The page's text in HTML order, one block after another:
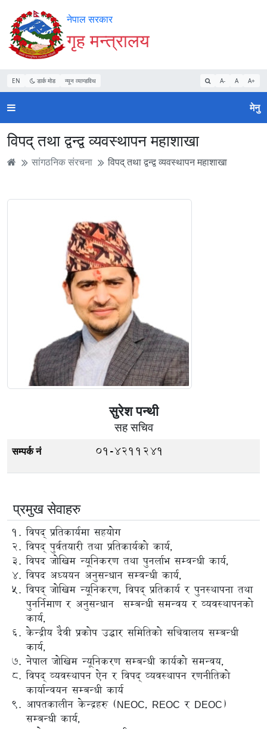
Accessibility
Mode
सुरु
गर्नुहोस्
सामाग्री
पढ्नुहाेस्
नेभिगेसन
पढ्नुहाेस्
वेबसाइट
खोजमा
जानुहोस्
नेपाल सरकार
गृह मन्त्रालय
EN डार्क मोड न्यून व्यान्डविथ A- A A+
मेनु
विपद् तथा द्वन्द्व व्यवस्थापन महाशाखा
सांगठनिक संरचना विपद् तथा द्वन्द्व व्यवस्थापन महाशाखा
सुरेश पन्थी
सह सचिव
सम्पर्क नं 01-4211241
प्रमुख सेवाहरु
विपद् प्रतिकार्यमा सहयोग
विपद् पुर्वतयारी तथा प्रतिकार्यको कार्य,
विपद जोखिम न्यूनिकरण तथा पुनर्लाभ सम्वन्धी कार्य,
विपद अध्ययन अनुसन्धान सम्वन्धी कार्य,
विपद् जोखिम न्यूनिकरण, विपद् प्रतिकार्य र पुनस्थापना तथा
पुनर्निमाण र अनुसन्धान सम्बन्धी समन्वय र व्यवस्थापनको
कार्य,
केन्द्रीय दैवी प्रकोप उद्धार समितिको सचिवालय सम्बन्धी
कार्य,
नेपाल जोखिम न्यूनिकरण सम्बन्धी कार्यको समन्वय,
विपद् व्यवस्थापन ऐन र विपद् व्यवस्थापन रणनीतिको
कार्यान्वयन सम्बन्धी कार्य
आपतकालीन केन्द्रहरु (NEOC, REOC र DEOC)
सम्बन्धी कार्य,